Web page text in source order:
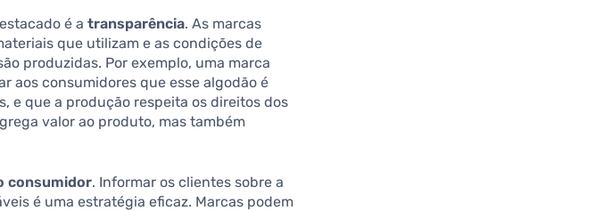
é atransparência. As marcas
que utilizam e as condições de
produzidas. Por exemplo, uma marca
aos consumidores que esse algodão é
e que a produção respeita os direitos dos
valor ao produto, mas também
consumidor. Informar os clientes sobre a
é uma estratégia eficaz. Marcas podem